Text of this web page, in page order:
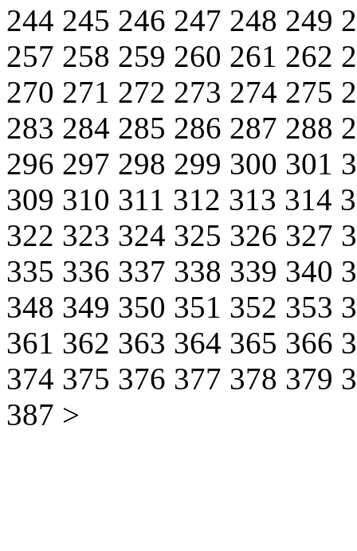
244 245 246 247 248 249
257 258 259 260 261 262
270 271 272 273 274 275
283 284 285 286 287 288
296 297 298 299 300 301
309 310 311 312 313 314
322 323 324 325 326 327
335 336 337 338 339 340
348 349 350 351 352 353
361 362 363 364 365 366
374 375 376 377 378 379
387 >